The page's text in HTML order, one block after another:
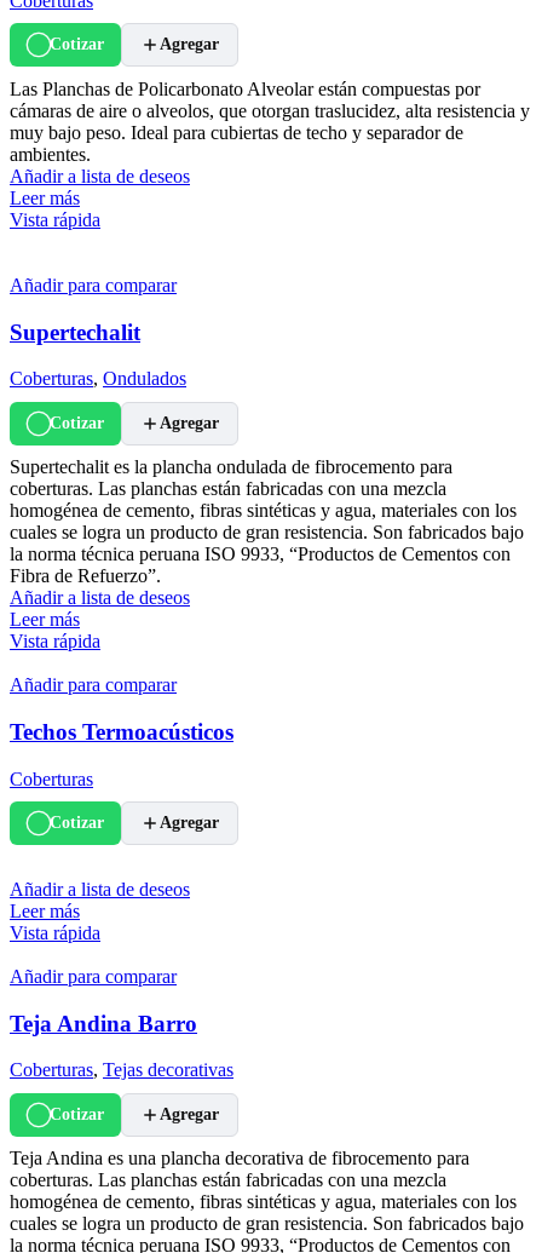
Cotizar Agregar
Las Planchas de Policarbonato Alveolar están compuestas por
cámaras de aire o alveolos, que otorgan traslucidez, alta resistencia y
muy bajo peso. Ideal para cubiertas de techo y separador de
ambientes.
Añadir a lista de deseos
Leer más
Vista rápida
Añadir para comparar
Supertechalit
Coberturas, Ondulados
Cotizar Agregar
Supertechalit es la plancha ondulada de fibrocemento para
coberturas. Las planchas están fabricadas con una mezcla
homogénea de cemento, fibras sintéticas y agua, materiales con los
cuales se logra un producto de gran resistencia. Son fabricados bajo
la norma técnica peruana ISO 9933, “Productos de Cementos con
Fibra de Refuerzo”.
Añadir a lista de deseos
Leer más
Vista rápida
Añadir para comparar
Techos Termoacústicos
Coberturas
Cotizar Agregar
Añadir a lista de deseos
Leer más
Vista rápida
Añadir para comparar
Teja Andina Barro
Coberturas, Tejas decorativas
Cotizar Agregar
Teja Andina es una plancha decorativa de fibrocemento para
coberturas. Las planchas están fabricadas con una mezcla
homogénea de cemento, fibras sintéticas y agua, materiales con los
cuales se logra un producto de gran resistencia. Son fabricados bajo
la norma técnica peruana ISO 9933, “Productos de Cementos con